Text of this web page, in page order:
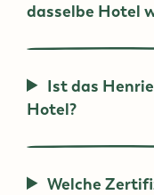
dasselbe Hotel
Ist das
Hotel?
Welche